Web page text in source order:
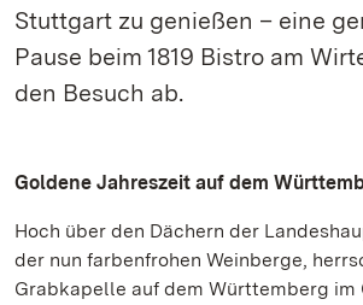
Stuttgart zu genießen – eine
Pause beim 1819 Bistro am
den Besuch ab.
Goldene Jahreszeit auf dem
Hoch über den Dächern der
der nun farbenfrohen Weinberge,
Grabkapelle auf dem Württemberg im